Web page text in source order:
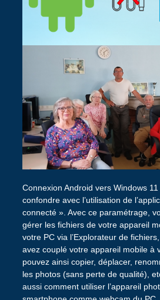
Connexion Android vers Windows
confondre avec l’utilisation de
connecté ». Avec ce paramétrage,
gérer les fichiers de votre appareil
votre PC via l’Explorateur de
avez couplé votre appareil mobile à
pouvez ainsi copier, déplacer,
les photos (sans perte de qualité),
aussi comment utiliser l’appareil